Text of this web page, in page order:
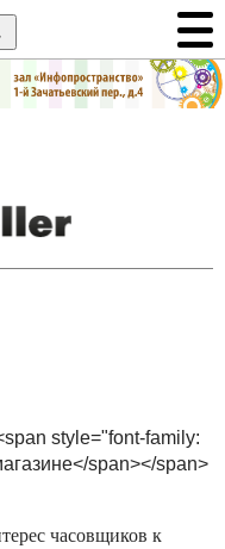
style="font-family:
span></span>
часовщиков к